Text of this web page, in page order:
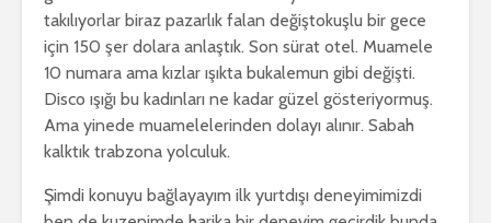
takılıyorlar biraz pazarlık falan değiştokuşlu bir gece
için 150 şer dolara anlaştık. Son sürat otel. Muamele
10 numara ama kızlar ışıkta bukalemun gibi değişti.
Disco ışığı bu kadınları ne kadar güzel gösteriyormuş.
Ama yinede muamelelerinden dolayı alınır. Sabah
kalktık trabzona yolculuk.
Şimdi konuyu bağlayayım ilk yurtdışı deneyimimizdi